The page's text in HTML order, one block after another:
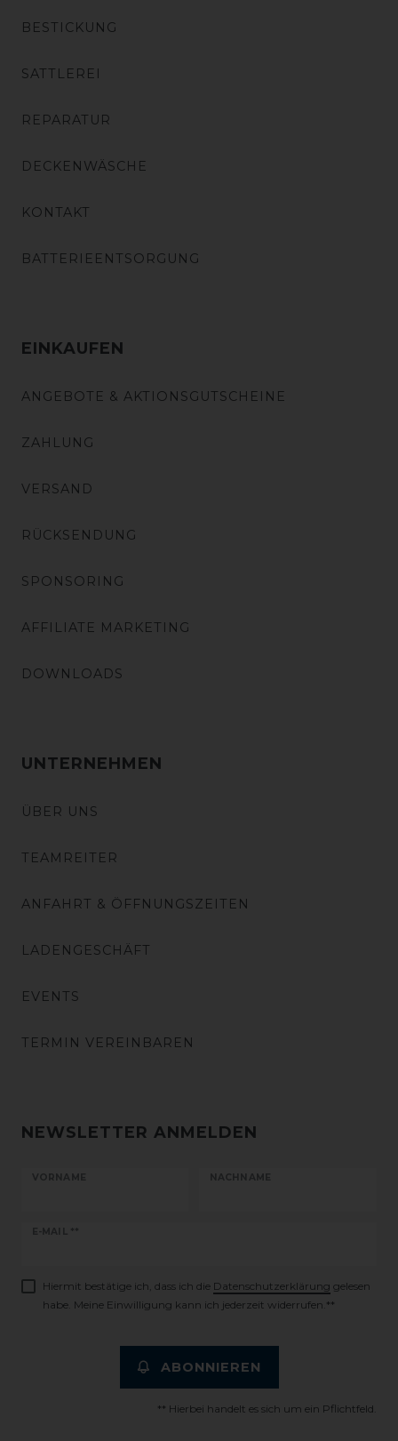
BESTICKUNG
SATTLEREI
REPARATUR
DECKENWÄSCHE
KONTAKT
BATTERIEENTSORGUNG
EINKAUFEN
ANGEBOTE & AKTIONSGUTSCHEINE
ZAHLUNG
VERSAND
RÜCKSENDUNG
SPONSORING
AFFILIATE MARKETING
DOWNLOADS
UNTERNEHMEN
ÜBER UNS
TEAMREITER
ANFAHRT & ÖFFNUNGSZEITEN
LADENGESCHÄFT
EVENTS
TERMIN VEREINBAREN
NEWSLETTER ANMELDEN
VORNAME NACHNAME
E-MAIL **
Newsletter
Hiermit bestätige ich, dass ich die Daten­schutz­erklärung gelesen
habe. Meine Einwilligung kann ich jederzeit widerrufen.**
ABONNIEREN
** Hierbei handelt es sich um ein Pflichtfeld.